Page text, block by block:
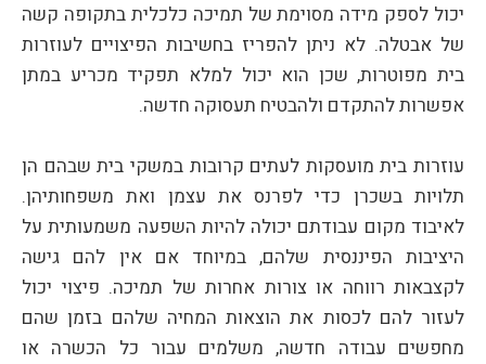
יכול לספק מידה מסוימת של תמיכה כלכלית בתקופה קשה
של אבטלה. לא ניתן להפריז בחשיבות הפיצויים לעוזרות
בית מפוטרות, שכן הוא יכול למלא תפקיד מכריע במתן
אפשרות להתקדם ולהבטיח תעסוקה חדשה.
עוזרות בית מועסקות לעתים קרובות במשקי בית שבהם הן
תלויות בשכרן כדי לפרנס את עצמן ואת משפחותיהן.
לאיבוד מקום עבודתם יכולה להיות השפעה משמעותית על
היציבות הפיננסית שלהם, במיוחד אם אין להם גישה
לקצבאות רווחה או צורות אחרות של תמיכה. פיצוי יכול
לעזור להם לכסות את הוצאות המחיה שלהם בזמן שהם
מחפשים עבודה חדשה, משלמים עבור כל הכשרה או